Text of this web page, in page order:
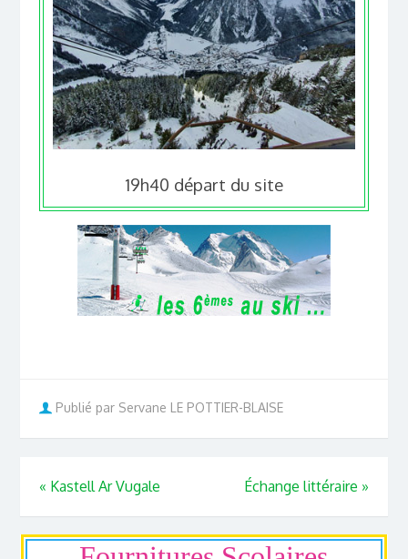
19h40 départ du site
Publié par Servane LE POTTIER-BLAISE
« Kastell Ar Vugale Échange littéraire »